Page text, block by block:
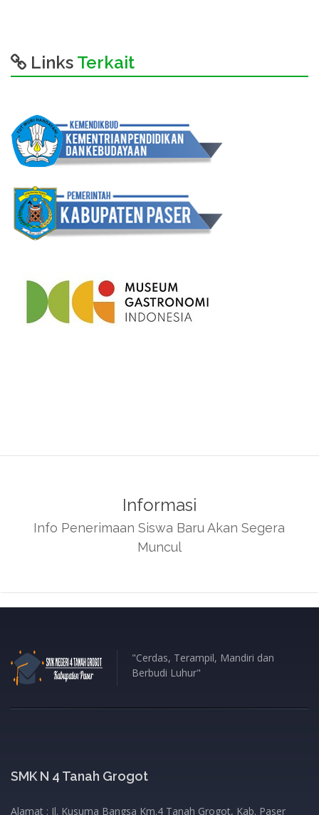
Links Terkait
Informasi
Info Penerimaan Siswa Baru Akan Segera
Muncul
"Cerdas, Terampil, Mandiri dan
Berbudi Luhur"
SMK N 4 Tanah Grogot
Alamat : Jl. Kusuma Bangsa Km.4 Tanah Grogot, Kab. Paser